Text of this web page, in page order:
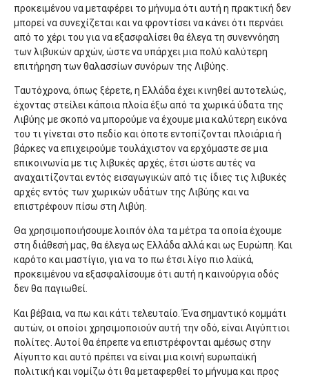
προκειμένου να μεταφέρει το μήνυμα ότι αυτή η πρακτική δεν
μπορεί να συνεχίζεται και να φροντίσει να κάνει ότι περνάει
από το χέρι του για να εξασφαλίσει θα έλεγα τη συνεννόηση
των λιβυκών αρχών, ώστε να υπάρχει μια πολύ καλύτερη
επιτήρηση των θαλασσίων συνόρων της Λιβύης.
Ταυτόχρονα, όπως ξέρετε, η Ελλάδα έχει κινηθεί αυτοτελώς,
έχοντας στείλει κάποια πλοία έξω από τα χωρικά ύδατα της
Λιβύης με σκοπό να μπορούμε να έχουμε μια καλύτερη εικόνα
του τι γίνεται στο πεδίο και όποτε εντοπίζονται πλοιάρια ή
βάρκες να επιχειρούμε τουλάχιστον να ερχόμαστε σε μια
επικοινωνία με τις λιβυκές αρχές, έτσι ώστε αυτές να
αναχαιτίζονται εντός εισαγωγικών από τις ίδιες τις λιβυκές
αρχές εντός των χωρικών υδάτων της Λιβύης και να
επιστρέφουν πίσω στη Λιβύη.
Θα χρησιμοποιήσουμε λοιπόν όλα τα μέτρα τα οποία έχουμε
στη διάθεσή μας, θα έλεγα ως Ελλάδα αλλά και ως Ευρώπη. Και
καρότο και μαστίγιο, για να το πω έτσι λίγο πιο λαϊκά,
προκειμένου να εξασφαλίσουμε ότι αυτή η καινούργια οδός
δεν θα παγιωθεί.
Και βέβαια, να πω και κάτι τελευταίο. Ένα σημαντικό κομμάτι
αυτών, οι οποίοι χρησιμοποιούν αυτή την οδό, είναι Αιγύπτιοι
πολίτες. Αυτοί θα έπρεπε να επιστρέφονται αμέσως στην
Αίγυπτο και αυτό πρέπει να είναι μια κοινή ευρωπαϊκή
πολιτική και νομίζω ότι θα μεταφερθεί το μήνυμα και προς